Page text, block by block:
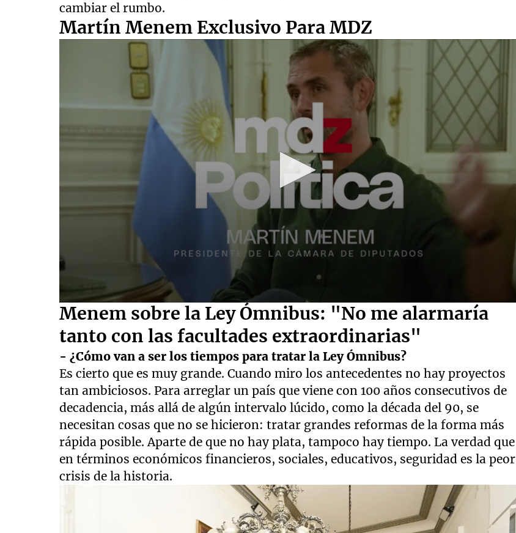
cambiar el rumbo.
Martín Menem Exclusivo Para MDZ
0
seconds
3
minutes,
11
seconds
90%
Menem sobre la Ley Ómnibus: "No me alarmaría
tanto con las facultades extraordinarias"
- ¿Cómo van a ser los tiempos para tratar la Ley Ómnibus?
Es cierto que es muy grande. Cuando miro los antecedentes no hay proyectos
tan ambiciosos. Para arreglar un país que viene con 100 años consecutivos de
decadencia, más allá de algún intervalo lúcido, como la década del 90, se
necesitan cosas que no se hicieron: tratar grandes reformas de la forma más
rápida posible. Aparte de que no hay plata, tampoco hay tiempo. La verdad que
en términos económicos financieros, sociales, educativos, seguridad es la peor
crisis de la historia.